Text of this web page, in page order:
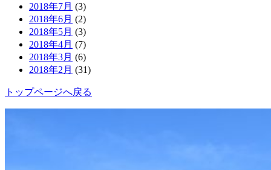
2018年7月 (3)
2018年6月 (2)
2018年5月 (3)
2018年4月 (7)
2018年3月 (6)
2018年2月 (31)
トップページへ戻る